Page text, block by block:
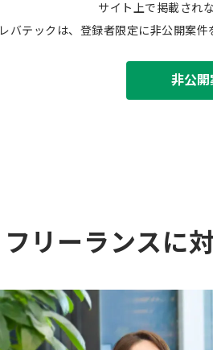
サイト上で掲載され
レバテックは、登録者限定に非公開案
非公
フリーランスに